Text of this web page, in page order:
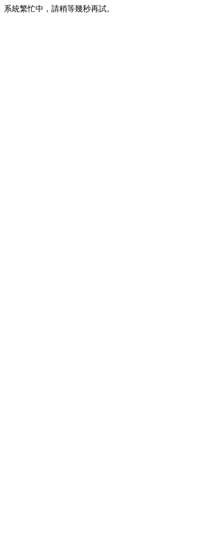
系統繁忙中，請稍等幾秒再試。